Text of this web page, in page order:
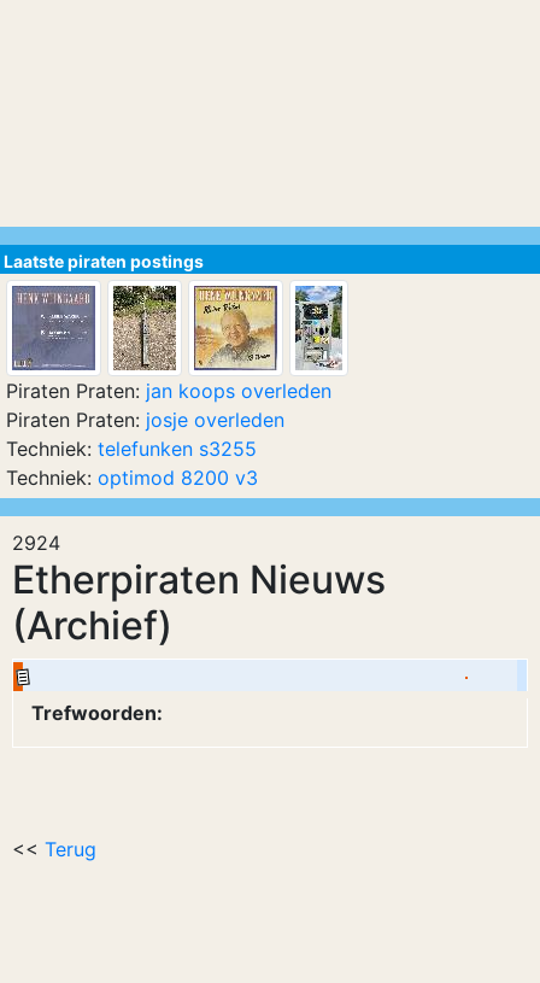
2924
Etherpiraten Nieuws
(Archief)
Trefwoorden:
<< Terug
Laatste piraten postings
Piraten Praten: jan koops overleden
Piraten Praten: josje overleden
Techniek: telefunken s3255
Techniek: optimod 8200 v3